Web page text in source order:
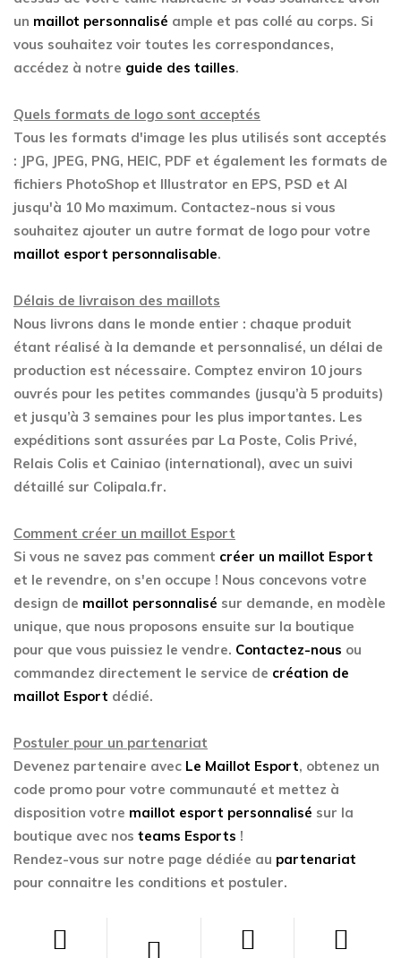
un maillot personnalisé ample et pas collé au corps. Si
vous souhaitez voir toutes les correspondances,
accédez à notre guide des tailles.
Quels formats de logo sont acceptés
Tous les formats d'image les plus utilisés sont acceptés
: JPG, JPEG, PNG, HEIC, PDF et également les formats de
fichiers PhotoShop et Illustrator en EPS, PSD et AI
jusqu'à 10 Mo maximum. Contactez-nous si vous
souhaitez ajouter un autre format de logo pour votre
maillot esport personnalisable.
Délais de livraison des maillots
Nous livrons dans le monde entier : chaque produit
étant réalisé à la demande et personnalisé, un délai de
production est nécessaire. Comptez environ 10 jours
ouvrés pour les petites commandes (jusqu’à 5 produits)
et jusqu’à 3 semaines pour les plus importantes. Les
expéditions sont assurées par La Poste, Colis Privé,
Relais Colis et Cainiao (international), avec un suivi
détaillé sur Colipala.fr.
Comment créer un maillot Esport
Si vous ne savez pas comment créer un maillot Esport
et le revendre, on s'en occupe ! Nous concevons votre
design de maillot personnalisé sur demande, en modèle
unique, que nous proposons ensuite sur la boutique
pour que vous puissiez le vendre. Contactez-nous ou
commandez directement le service de création de
maillot Esport dédié.
Postuler pour un partenariat
Devenez partenaire avec Le Maillot Esport, obtenez un
code promo pour votre communauté et mettez à
disposition votre maillot esport personnalisé sur la
boutique avec nos teams Esports !
Rendez-vous sur notre page dédiée au partenariat
pour connaitre les conditions et postuler.